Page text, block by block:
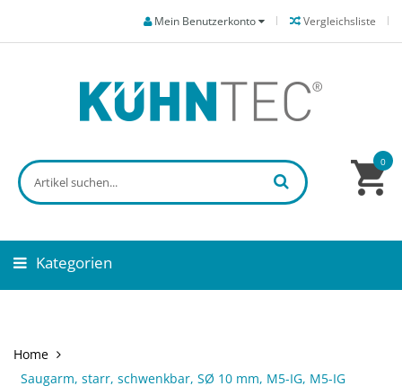
Vergleichsliste
Mein Benutzerkonto
0
Kategorien
Home
Saugarm, starr, schwenkbar, SØ 10 mm, M5-IG, M5-IG